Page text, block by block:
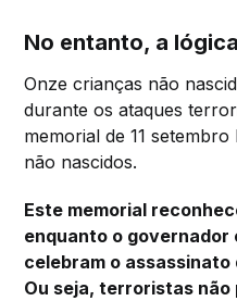
No entanto, a
Onze crianças não
durante os ataques
memorial de 11
não nascidos.
Este memorial
enquanto o governador
celebram o
Ou seja, terroristas